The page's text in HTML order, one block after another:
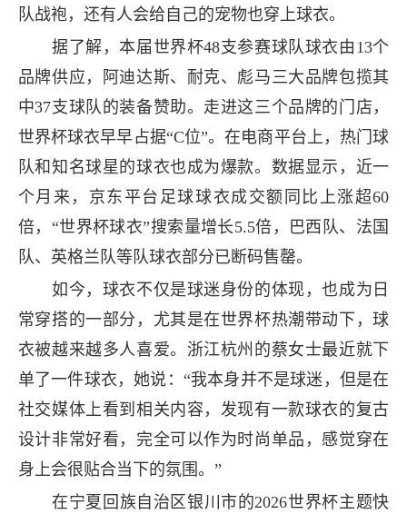
队战袍，还有人会给自己的宠物也穿上球衣。
据了解，本届世界杯48支参赛球队球衣由13个
品牌供应，阿迪达斯、耐克、彪马三大品牌包揽其
中37支球队的装备赞助。走进这三个品牌的门店，
世界杯球衣早早占据“C位”。在电商平台上，热门球
队和知名球星的球衣也成为爆款。数据显示，近一
个月来，京东平台足球球衣成交额同比上涨超60
倍，“世界杯球衣”搜索量增长5.5倍，巴西队、法国
队、英格兰队等队球衣部分已断码售罄。
如今，球衣不仅是球迷身份的体现，也成为日
常穿搭的一部分，尤其是在世界杯热潮带动下，球
衣被越来越多人喜爱。浙江杭州的蔡女士最近就下
单了一件球衣，她说：“我本身并不是球迷，但是在
社交媒体上看到相关内容，发现有一款球衣的复古
设计非常好看，完全可以作为时尚单品，感觉穿在
身上会很贴合当下的氛围。”
在宁夏回族自治区银川市的2026世界杯主题快